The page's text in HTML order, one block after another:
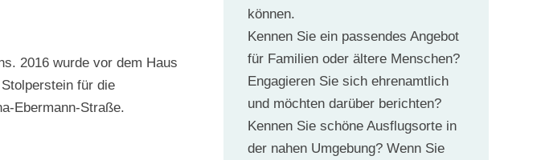
2016 wurde vor dem Haus
für die
Ebermann-Straße.
können.
Kennen Sie ein passendes Angebot
für Familien oder ältere Menschen?
Engagieren Sie sich ehrenamtlich
und möchten darüber berichten?
Kennen Sie schöne Ausflugsorte in
der nahen Umgebung? Wenn Sie